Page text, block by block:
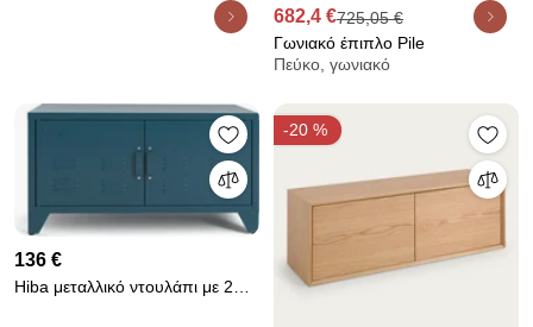
682,4 €725,05 €
Γωνιακό έπιπλο Pile
Πεύκο, γωνιακό
136 €
Hiba μεταλλικό ντουλάπι με 2
-20 %